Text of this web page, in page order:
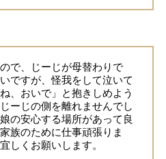
で、じーじが母替わりで
ですが、怪我をして泣いて
、おいで」と抱きしめよう
ーじの側を離れませんでし
の安心する場所があって良
族のために仕事頑張りま
しくお願いします。